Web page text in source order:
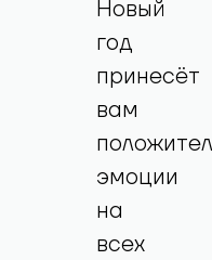
Новый
год
принесёт
вам
эмоции
на
всех